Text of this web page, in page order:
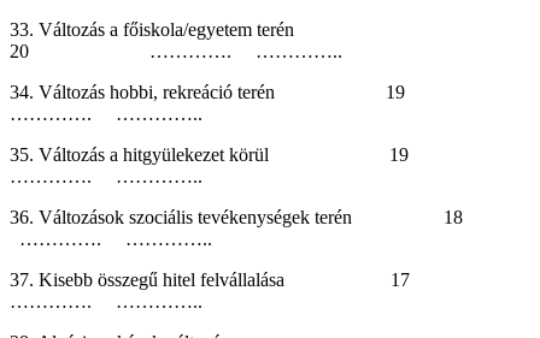
33. Változás a főiskola/egyetem terén
20 …………. …………..
34. Változás hobbi, rekreáció terén 19
…………. …………..
35. Változás a hitgyülekezet körül 19
…………. …………..
36. Változások szociális tevékenységek terén 18
…………. …………..
37. Kisebb összegű hitel felvállalása 17
…………. …………..